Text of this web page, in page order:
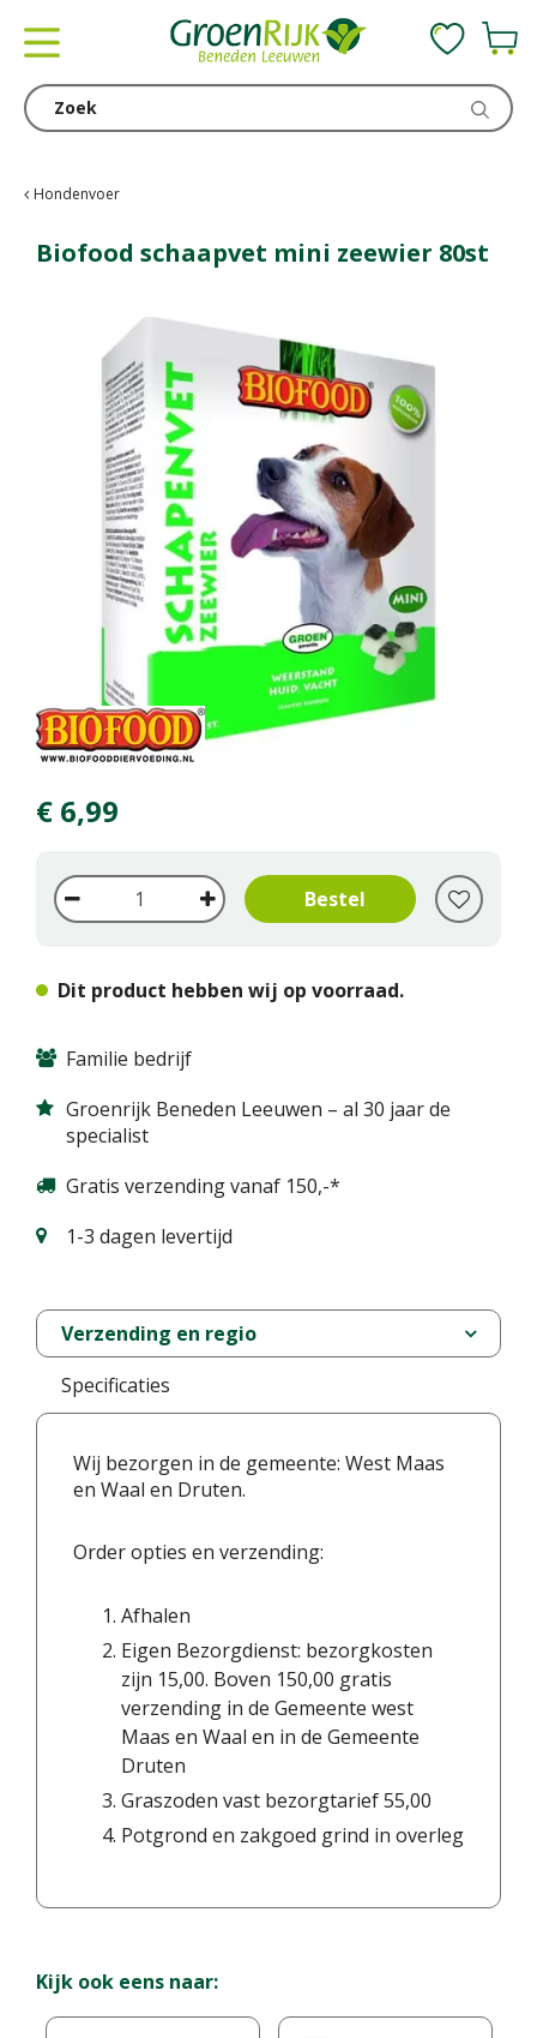
Hondenvoer
Biofood schaapvet mini zeewier 80st
€ 6,99
Dit product hebben wij op voorraad.
Familie bedrijf
Groenrijk Beneden Leeuwen – al 30 jaar de
specialist
Gratis verzending vanaf 150,-*
1-3 dagen levertijd
Verzending en regio
Specificaties
Wij bezorgen in de gemeente: West Maas
en Waal en Druten.
Order opties en verzending:
Afhalen
Eigen Bezorgdienst: bezorgkosten
zijn 15,00. Boven 150,00 gratis
verzending in de Gemeente west
Maas en Waal en in de Gemeente
Druten
Graszoden vast bezorgtarief 55,00
Potgrond en zakgoed grind in overleg
Kijk ook eens naar: